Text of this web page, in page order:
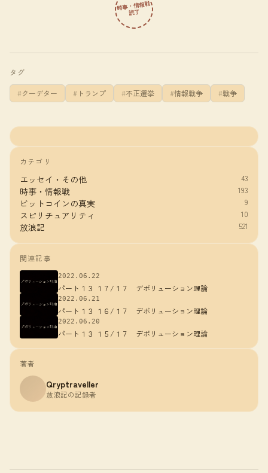
時事・情報戦
読了
タグ
クーデター トランプ 不正選挙 情報戦争 戦争
カテゴリ
エッセイ・その他 43
時事・情報戦 193
ビットコインの真実 9
スピリチュアリティ 10
放浪記 521
関連記事
2022.06.22
パート１３ １７/１７ デボリューション理論
2022.06.21
パート１３ １６/１７ デボリューション理論
2022.06.20
パート１３ １５/１７ デボリューション理論
著者
Qryptraveller
放浪記の記録者